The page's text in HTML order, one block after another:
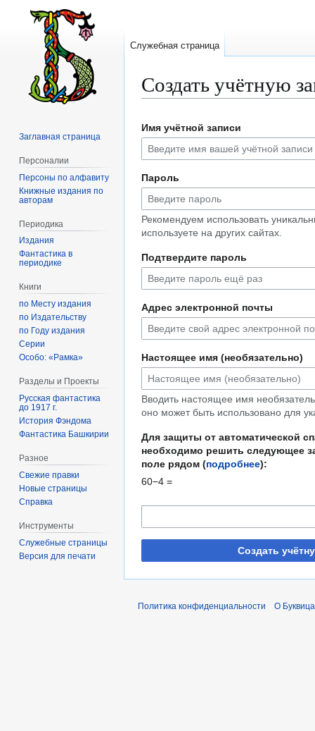
Создать учётную
к
навигации
к
поиску
Имя учётной записи
Пароль
Рекомендуем использовать
используете на других сайтах.
Подтвердите пароль
Адрес электронной почты
Настоящее имя (необязательно)
Вводить настоящее имя
оно может быть использовано для
Для защиты от автоматической
необходимо решить следующее
поле рядом (подробнее):
60−4 =
Создать
Служебная страница
Заглавная страница
Персоналии
Персоны по алфавиту
Книжные издания по
авторам
Периодика
Издания
Фантастика в
периодике
Книги
по Месту издания
по Издательству
по Году издания
Серии
Особо: «Рамка»
Разделы и Проекты
Русская фантастика
до 1917 г.
История Фэндома
Фантастика Башкирии
Разное
Свежие правки
Новые страницы
Справка
Инструменты
Служебные страницы
Версия для печати
Политика конфиденциальности О Буквица